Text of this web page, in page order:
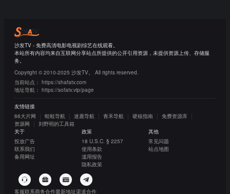
沙发TV - 免费高清电影电视剧综艺在线观看。
本站所有内容均来自互联网分享站点所提供的公开引用资源，未提供资源上传、存储服
务。
Copyright © 2010-2025 沙发TV。 All rights reserved.
当前站点： https://shafatv.com
地址导航： https://sofatv.vip/page
友情链接
66大片网
蛙蛙导航 迷鹿导航 青禾导航 硬核指南
免费资源库
资源网
刘野明的工具箱
关于
投放广告
联系我们
备用网址
政策
18 U.S.C. § 2257
使用条款
滥用报告
隐私政策
其他
常见问题
站点地图
客服联系商务合作最新地址渠道合作